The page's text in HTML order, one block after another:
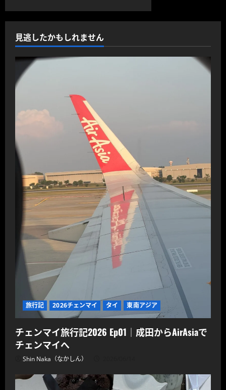
見逃したかもしれません
旅行記 2026チェンマイ タイ 東南アジア
チェンマイ旅行記2026 Ep01｜成田からAirAsiaで
チェンマイへ
Shin Naka（なかしん）